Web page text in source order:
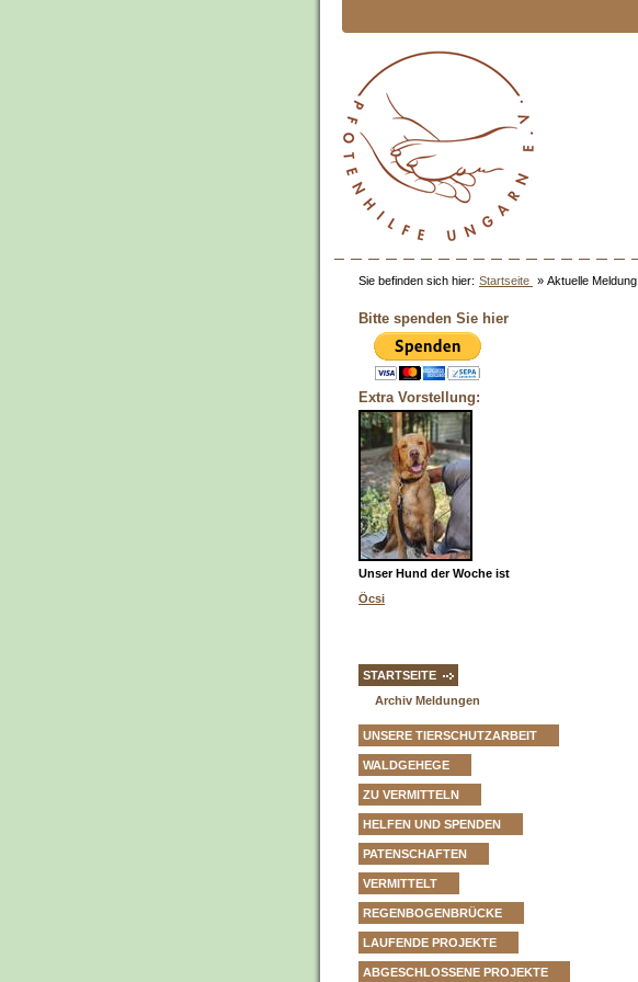
Sie befinden sich hier: Startseite » Aktuelle Meldung
Bitte spenden Sie hier
Extra Vorstellung:
Unser Hund der Woche ist
Öcsi
STARTSEITE
Archiv Meldungen
UNSERE TIERSCHUTZARBEIT
WALDGEHEGE
ZU VERMITTELN
HELFEN UND SPENDEN
PATENSCHAFTEN
VERMITTELT
REGENBOGENBRÜCKE
LAUFENDE PROJEKTE
ABGESCHLOSSENE PROJEKTE